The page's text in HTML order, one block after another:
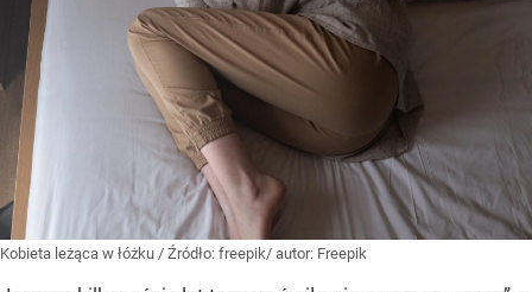
Kobieta leżąca w łóżku / Źródło: freepik/ autor: Freepik